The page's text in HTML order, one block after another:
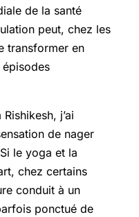
de la santé
peut, chez les
transformer en
j’ai
de nager
le yoga et la
chez certains
conduit à un
ponctué de